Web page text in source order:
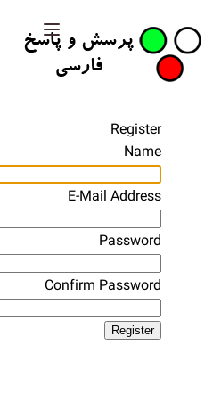
Register
Name
E-Mail Address
Password
Confirm Password
Register